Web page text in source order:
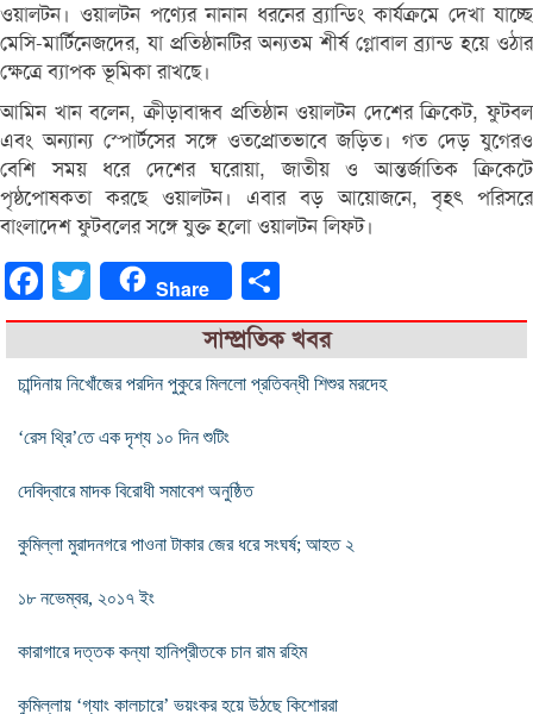
ওয়ালটন। ওয়ালটন পণ্যের নানান ধরনের ব্র্যান্ডিং কার্যক্রমে দেখা যাচ্ছে
মেসি-মার্টিনেজদের, যা প্রতিষ্ঠানটির অন্যতম শীর্ষ গ্লোবাল ব্র্যান্ড হয়ে ওঠার
ক্ষেত্রে ব্যাপক ভূমিকা রাখছে।
আমিন খান বলেন, ক্রীড়াবান্ধব প্রতিষ্ঠান ওয়ালটন দেশের ক্রিকেট, ফুটবল
এবং অন্যান্য স্পোর্টসের সঙ্গে ওতপ্রোতভাবে জড়িত। গত দেড় যুগেরও
বেশি সময় ধরে দেশের ঘরোয়া, জাতীয় ও আন্তর্জাতিক ক্রিকেটে
পৃষ্ঠপোষকতা করছে ওয়ালটন। এবার বড় আয়োজনে, বৃহৎ পরিসরে
বাংলাদেশ ফুটবলের সঙ্গে যুক্ত হলো ওয়ালটন লিফট।
FacebookTwitter Share
সাম্প্রতিক খবর
চান্দিনায় নিখোঁজের পরদিন পুকুরে মিললো প্রতিবন্ধী শিশুর মরদেহ
‘রেস থ্রি’তে এক দৃশ্য ১০ দিন শুটিং
দেবিদ্বারে মাদক বিরোধী সমাবেশ অনুষ্ঠিত
কুমিল্লা মুরাদনগরে পাওনা টাকার জের ধরে সংঘর্ষ; আহত ২
১৮ নভেম্বর, ২০১৭ ইং
কারাগারে দত্তক কন্যা হানিপ্রীতকে চান রাম রহিম
কুমিল্লায় ‘গ্যাং কালচারে’ ভয়ংকর হয়ে উঠছে কিশোররা